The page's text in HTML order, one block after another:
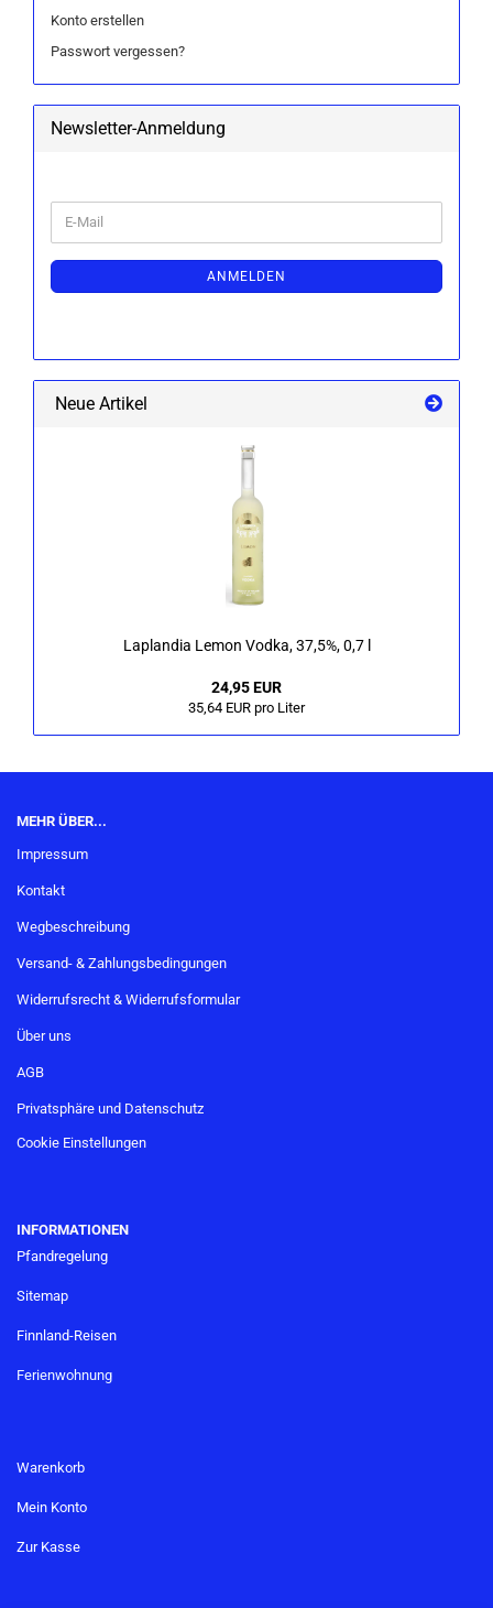
Konto erstellen
Passwort vergessen?
Newsletter-Anmeldung
ZUR
ANMELDUNG
E-
Mail
ANMELDEN
Neue Artikel
La­p­lan­dia Lemon Vodka, 37,5%, 0,7 l
24,95 EUR
35,64 EUR pro Liter
MEHR ÜBER...
Impressum
Kontakt
Wegbeschreibung
Versand- & Zahlungsbedingungen
Widerrufsrecht & Widerrufsformular
Über uns
AGB
Privatsphäre und Datenschutz
Cookie Einstellungen
INFORMATIONEN
Pfandregelung
Sitemap
Finnland-Reisen
Ferienwohnung
Warenkorb
Mein Konto
Zur Kasse